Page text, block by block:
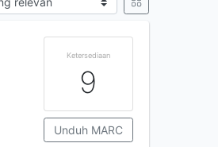
Ketersediaan
9
Unduh MARC